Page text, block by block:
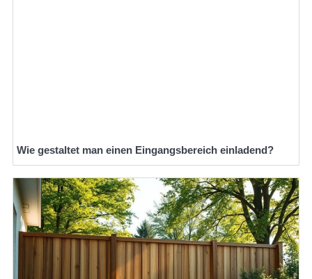
Wie gestaltet man einen Eingangsbereich einladend?